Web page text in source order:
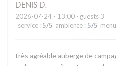
DENIS D
2026-07-24 - 13:00 - guests 3
service : 5/5 ambience : 5/5 menu
très agréable auberge de